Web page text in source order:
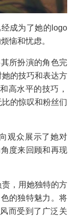
成为了她的logo
恼和忧虑。
所扮演的角色完
的技巧和表达方
高水平的技巧，
的惊叹和粉丝们
观众展示了她对
度来回顾和再现
，用她独特的方
的独特魅力。将
而受到了广泛关